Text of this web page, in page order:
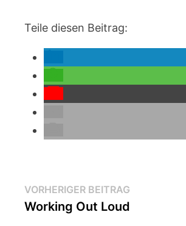
Teile diesen Beitrag:
Beitragsnavigation
VORHERIGER BEITRAG
Working Out Loud